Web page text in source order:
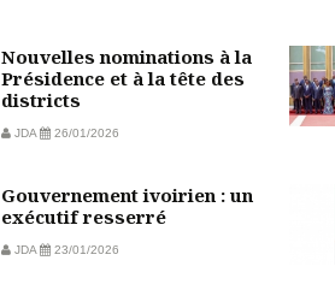
Nouvelles nominations à la
Présidence et à la tête des
districts
JDA 26/01/2026
Gouvernement ivoirien : un
exécutif resserré
JDA 23/01/2026